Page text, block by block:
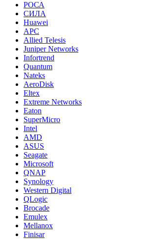
РОСА
СИЛА
Huawei
APC
Allied Telesis
Juniper Networks
Infortrend
Quantum
Nateks
AeroDisk
Eltex
Extreme Networks
Eaton
SuperMicro
Intel
AMD
ASUS
Seagate
Microsoft
QNAP
Synology
Western Digital
QLogic
Brocade
Emulex
Mellanox
Finisar